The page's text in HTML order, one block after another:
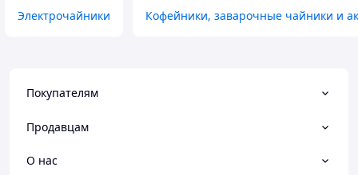
Электрочайники Кофейники, заварочные чайники и
Покупателям
Продавцам
О нас